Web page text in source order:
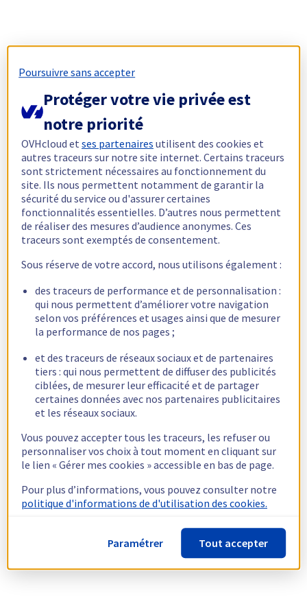
Poursuivre sans accepter
Protéger votre vie privée est
notre priorité
OVHcloud etses partenaires utilisent des cookies et
autres traceurs sur notre site internet. Certains traceurs
sont strictement nécessaires au fonctionnement du
site. Ils nous permettent notamment de garantir la
sécurité du service ou d'assurer certaines
fonctionnalités essentielles. D’autres nous permettent
de réaliser des mesures d’audience anonymes. Ces
traceurs sont exemptés de consentement.
Sous réserve de votre accord, nous utilisons également :
des traceurs de performance et de personnalisation :
qui nous permettent d’améliorer votre navigation
selon vos préférences et usages ainsi que de mesurer
la performance de nos pages ;
et des traceurs de réseaux sociaux et de partenaires
tiers : qui nous permettent de diffuser des publicités
ciblées, de mesurer leur efficacité et de partager
certaines données avec nos partenaires publicitaires
et les réseaux sociaux.
Vous pouvez accepter tous les traceurs, les refuser ou
personnaliser vos choix à tout moment en cliquant sur
le lien « Gérer mes cookies » accessible en bas de page.
Pour plus d’informations, vous pouvez consulter notre
politique d'informations de d'utilisation des cookies.
Paramétrer Tout accepter